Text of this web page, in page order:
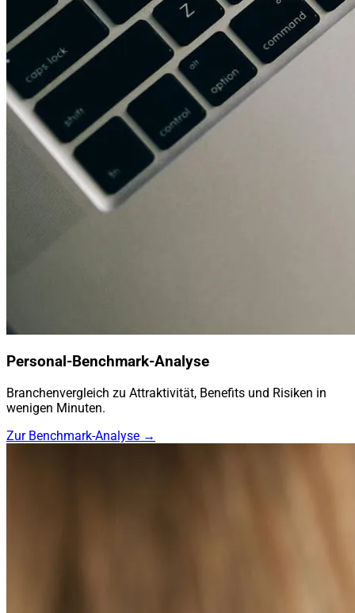
Personal-Benchmark-Analyse
Branchenvergleich zu Attraktivität, Benefits und Risiken in
wenigen Minuten.
Zur Benchmark-Analyse →